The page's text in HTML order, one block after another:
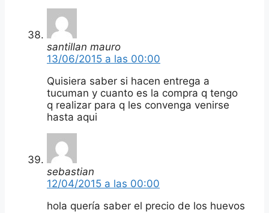
santillan mauro
13/06/2015 a las 00:00
Quisiera saber si hacen entrega a
tucuman y cuanto es la compra q tengo
q realizar para q les convenga venirse
hasta aqui
sebastian
12/04/2015 a las 00:00
hola quería saber el precio de los huevos